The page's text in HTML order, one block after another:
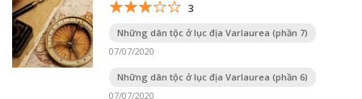
3
Những dân tộc ở lục địa Varlaurea (phần 7)
07/07/2020
Những dân tộc ở lục địa Varlaurea (phần 6)
07/07/2020